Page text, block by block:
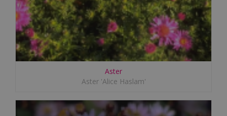
Aster
Aster 'Alice Haslam'